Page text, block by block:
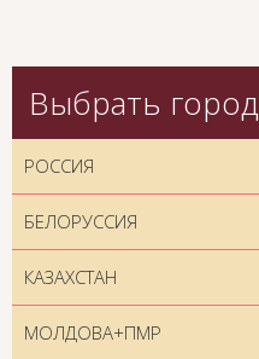
Выбрать город
РОССИЯ
БЕЛОРУССИЯ
КАЗАХСТАН
МОЛДОВА+ПМР